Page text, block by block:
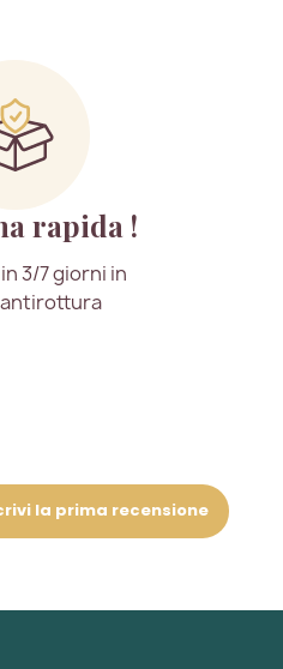
rapida !
3/7 giorni in
la prima recensione